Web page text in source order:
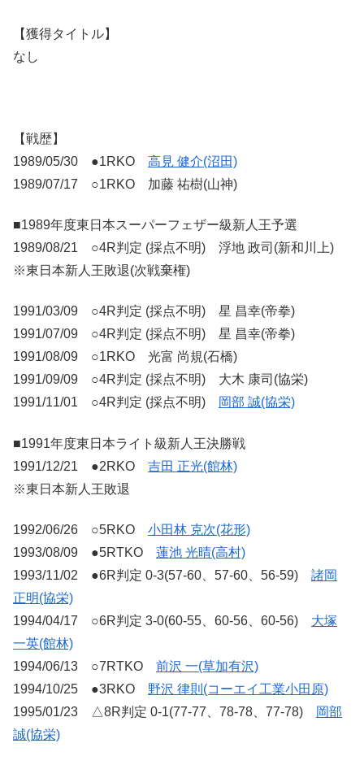
【獲得タイトル】
なし
【戦歴】
1989/05/30 ●1RKO 高見 健介(沼田)
1989/07/17 ○1RKO 加藤 祐樹(山神)
■1989年度東日本スーパーフェザー級新人王予選
1989/08/21 ○4R判定 (採点不明) 浮地 政司(新和川上)
※東日本新人王敗退(次戦棄権)
1991/03/09 ○4R判定 (採点不明) 星 昌幸(帝拳)
1991/07/09 ○4R判定 (採点不明) 星 昌幸(帝拳)
1991/08/09 ○1RKO 光富 尚規(石橋)
1991/09/09 ○4R判定 (採点不明) 大木 康司(協栄)
1991/11/01 ○4R判定 (採点不明)
岡部 誠(協栄)
■1991年度東日本ライト級新人王決勝戦
1991/12/21 ●2RKO 吉田 正光(館林)
※東日本新人王敗退
1992/06/26 ○5RKO 小田林 克次(花形)
1993/08/09 ●5RTKO 蓮池 光晴(高村)
1993/11/02 ●6R判定 0-3(57-60、57-60、56-59) 諸岡
正明(協栄)
1994/04/17 ○6R判定 3-0(60-55、60-56、60-56) 大塚
一英(館林)
1994/06/13 ○7RTKO 前沢 一(草加有沢)
1994/10/25 ●3RKO 野沢 律則(コーエイ工業小田原)
1995/01/23 △8R判定 0-1(77-77、78-78、77-78)
岡部
誠(協栄)